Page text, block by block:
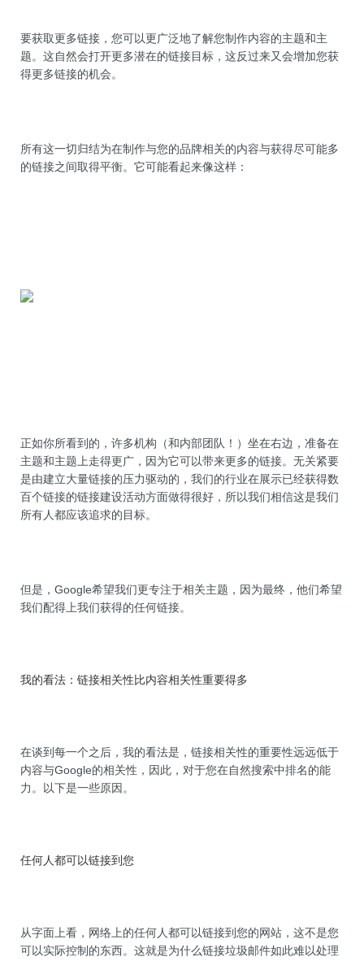
要获取更多链接，您可以更广泛地了解您制作内容的主题和主
题。这自然会打开更多潜在的链接目标，这反过来又会增加您获
得更多链接的机会。
所有这一切归结为在制作与您的品牌相关的内容与获得尽可能多
的链接之间取得平衡。它可能看起来像这样：
正如你所看到的，许多机构（和内部团队！）坐在右边，准备在
主题和主题上走得更广，因为它可以带来更多的链接。无关紧要
是由建立大量链接的压力驱动的，我们的行业在展示已经获得数
百个链接的链接建设活动方面做得很好，所以我们相信这是我们
所有人都应该追求的目标。
但是，Google希望我们更专注于相关主题，因为最终，他们希望
我们配得上我们获得的任何链接。
我的看法：链接相关性比内容相关性重要得多
在谈到每一个之后，我的看法是，链接相关性的重要性远远低于
内容与Google的相关性，因此，对于您在自然搜索中排名的能
力。以下是一些原因。
任何人都可以链接到您
从字面上看，网络上的任何人都可以链接到您的网站，这不是您
可以实际控制的东西。这就是为什么链接垃圾邮件如此难以处理